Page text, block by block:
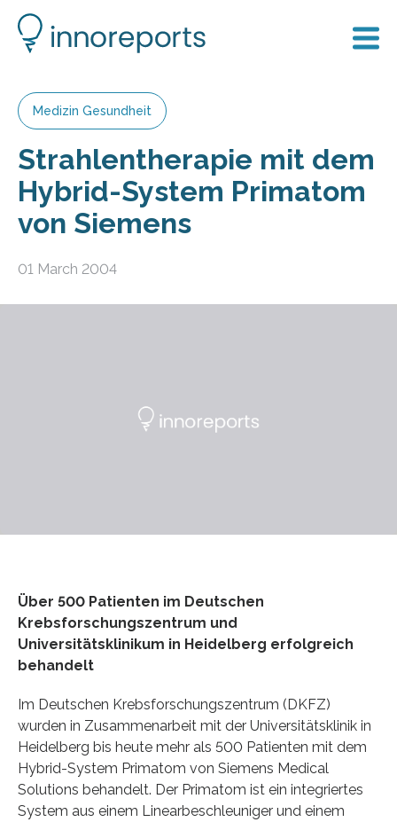
Medizin Gesundheit
Strahlentherapie mit dem
Hybrid-System Primatom
von Siemens
01 March 2004
Über 500 Patienten im Deutschen
Krebsforschungszentrum und
Universitätsklinikum in Heidelberg erfolgreich
behandelt
Im Deutschen Krebsforschungszentrum (DKFZ)
wurden in Zusammenarbeit mit der Universitätsklinik in
Heidelberg bis heute mehr als 500 Patienten mit dem
Hybrid-System Primatom von Siemens Medical
Solutions behandelt. Der Primatom ist ein integriertes
System aus einem Linearbeschleuniger und einem